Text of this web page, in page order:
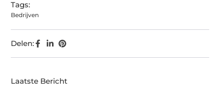
Tags:
Bedrijven
Delen:
Laatste Bericht